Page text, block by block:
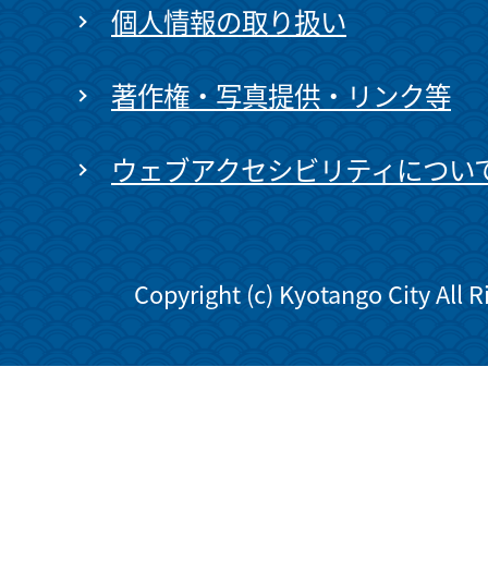
個人情報の取り扱い
著作権・写真提供・リンク等
ウェブアクセシビリティについ
Copyright (c) Kyotango City All